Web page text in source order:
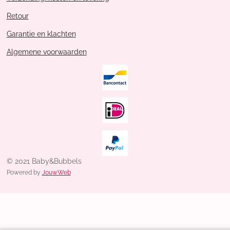
Retour
Garantie en klachten
Algemene voorwaarden
© 2021 Baby&Bubbels
Powered by JouwWeb